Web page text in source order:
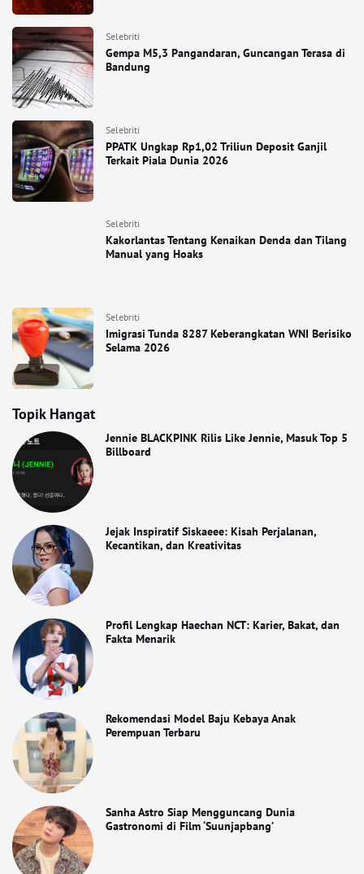
Selebriti
Gempa M5,3 Pangandaran, Guncangan Terasa di
Bandung
Selebriti
PPATK Ungkap Rp1,02 Triliun Deposit Ganjil
Terkait Piala Dunia 2026
Selebriti
Kakorlantas Tentang Kenaikan Denda dan Tilang
Manual yang Hoaks
Selebriti
Imigrasi Tunda 8287 Keberangkatan WNI Berisiko
Selama 2026
Topik Hangat
Jennie BLACKPINK Rilis Like Jennie, Masuk Top 5
Billboard
Jejak Inspiratif Siskaeee: Kisah Perjalanan,
Kecantikan, dan Kreativitas
Profil Lengkap Haechan NCT: Karier, Bakat, dan
Fakta Menarik
Rekomendasi Model Baju Kebaya Anak
Perempuan Terbaru
Sanha Astro Siap Mengguncang Dunia
Gastronomi di Film ‘Suunjapbang’